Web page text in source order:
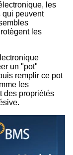
les
qui peuvent
les
un "pot"
remplir ce pot
les
des propriétés